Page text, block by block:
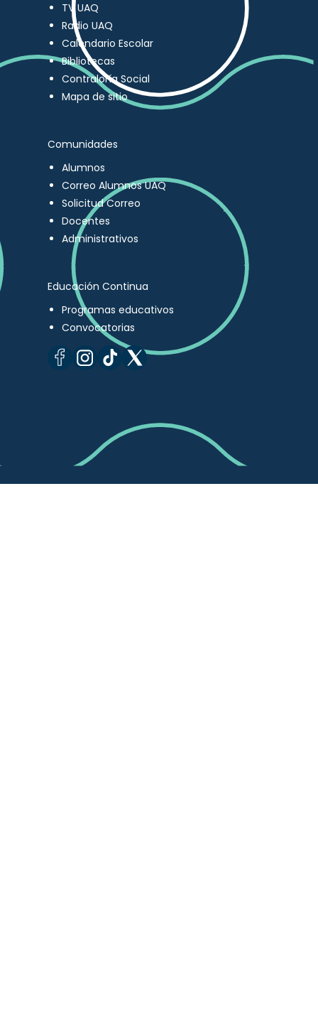
TV UAQ
Radio UAQ
Calendario Escolar
Bibliotecas
Contraloría Social
Mapa de sitio
Comunidades
Alumnos
Correo Alumnos UAQ
Solicitud Correo
Docentes
Administrativos
Educación Continua
Programas educativos
Convocatorias